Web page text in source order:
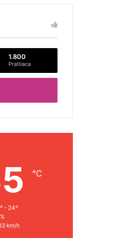
1.800
Pratilaca
℃
- 24º
km/h